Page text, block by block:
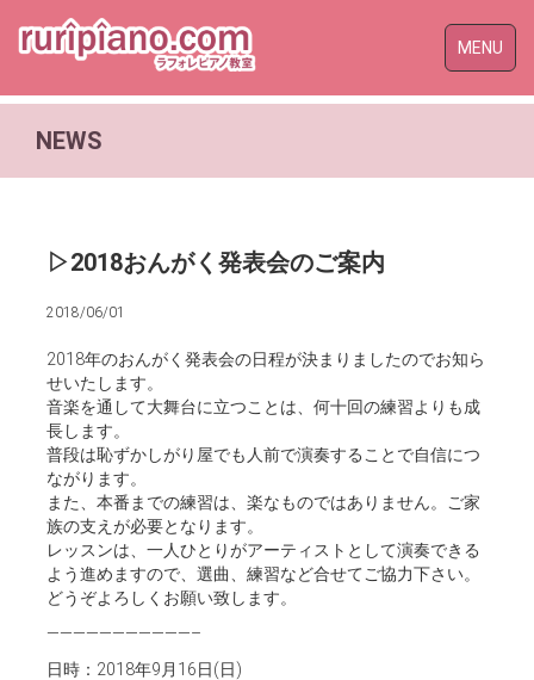
Toggle
MENU
NEWS
▷2018おんがく発表会のご案内
2018/06/01
2018年のおんがく発表会の日程が決まりましたのでお知ら
せいたします。
音楽を通して大舞台に立つことは、何十回の練習よりも成
長します。
普段は恥ずかしがり屋でも人前で演奏することで自信につ
ながります。
また、本番までの練習は、楽なものではありません。ご家
族の支えが必要となります。
レッスンは、一人ひとりがアーティストとして演奏できる
よう進めますので、選曲、練習など合せてご協力下さい。
どうぞよろしくお願い致します。
———————————–
日時：2018年9月16日(日)